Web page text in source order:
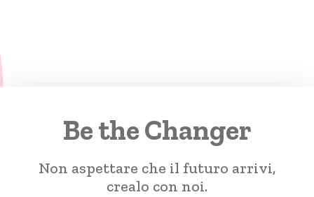
Be the Changer
Non aspettare che il futuro arrivi,
crealo con noi.